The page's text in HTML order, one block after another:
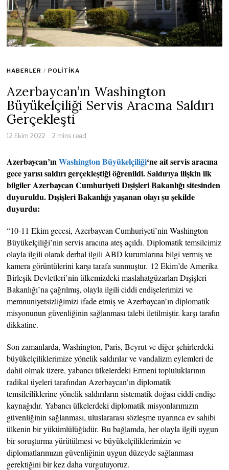
HABERLER / POLITIKA
Azerbaycan’ın Washington
Büyükelçiliği Servis Aracına Saldırı
Gerçekleşti
12 Ekim 2022 2 mins read
Azerbaycan’ınWashington Büyükelçiliği‘ne ait servis aracına
gece yarısı saldırı gerçekleştiği öğrenildi. Saldırıya ilişkin ilk
bilgiler Azerbaycan Cumhuriyeti Dışişleri Bakanlığı sitesinden
duyuruldu. Dışişleri Bakanlığı yaşanan olayı şu şekilde
duyurdu:
“10-11 Ekim gecesi, Azerbaycan Cumhuriyeti’nin Washington
Büyükelçiliği’nin servis aracına ateş açıldı. Diplomatik temsilcimiz
olayla ilgili olarak derhal ilgili ABD kurumlarına bilgi vermiş ve
kamera görüntülerini karşı tarafa sunmuştur. 12 Ekim’de Amerika
Birleşik Devletleri’nin ülkemizdeki maslahatgüzarları Dışişleri
Bakanlığı’na çağrılmış, olayla ilgili ciddi endişelerimizi ve
memnuniyetsizliğimizi ifade etmiş ve Azerbaycan’ın diplomatik
misyonunun güvenliğinin sağlanması talebi iletilmiştir. karşı tarafın
dikkatine.
Son zamanlarda, Washington, Paris, Beyrut ve diğer şehirlerdeki
büyükelçiliklerimize yönelik saldırılar ve vandalizm eylemleri de
dahil olmak üzere, yabancı ülkelerdeki Ermeni topluluklarının
radikal üyeleri tarafından Azerbaycan’ın diplomatik
temsilciliklerine yönelik saldırıların sistematik doğası ciddi endişe
kaynağıdır. Yabancı ülkelerdeki diplomatik misyonlarımızın
güvenliğinin sağlanması, uluslararası sözleşme uyarınca ev sahibi
ülkenin bir yükümlülüğüdür. Bu bağlamda, her olayla ilgili uygun
bir soruşturma yürütülmesi ve büyükelçiliklerimizin ve
diplomatlarımızın güvenliğinin uygun düzeyde sağlanması
gerektiğini bir kez daha vurguluyoruz.